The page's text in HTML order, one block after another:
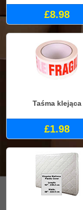
£8.98
Taśma klejąca
£1.98